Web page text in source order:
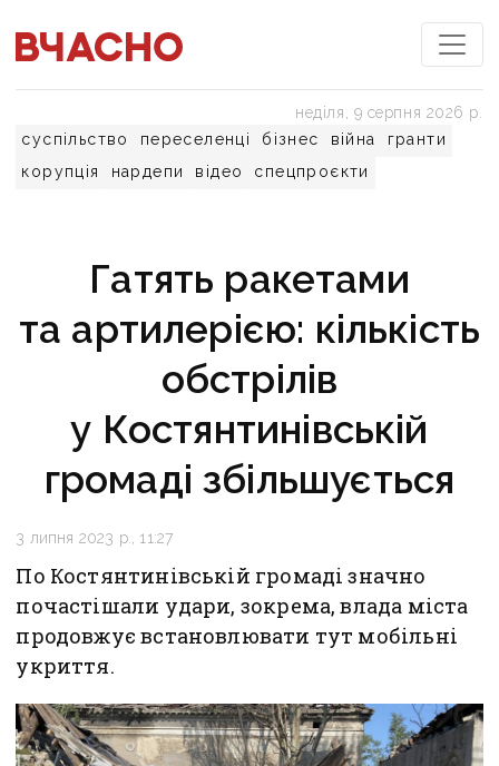
суспільство переселенці бізнес війна
гранти
корупція
нардепи відео спецпроєкти
неділя, 9 серпня 2026 р.
Гатять ракетами
та артилерією: кількість
обстрілів
у Костянтинівській
громаді збільшується
3 липня 2023 р., 11:27
По Костянтинівській громаді значно
почастішали удари, зокрема, влада міста
продовжує встановлювати тут мобільні
укриття.